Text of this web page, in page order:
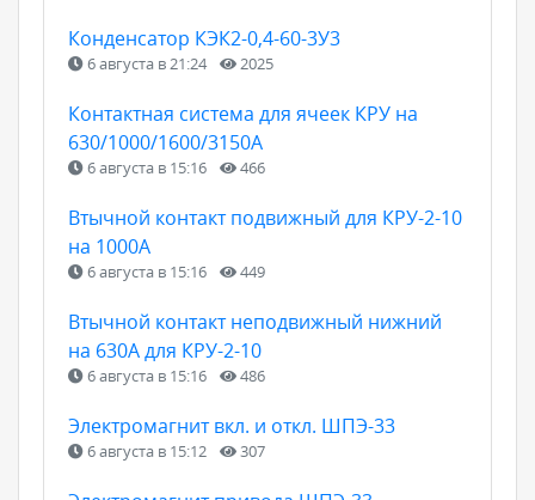
Конденсатор КЭК2-0,4-60-3У3
6 августа в 21:24 2025
Контактная система для ячеек КРУ на
630/1000/1600/3150А
6 августа в 15:16 466
Втычной контакт подвижный для КРУ-2-10
на 1000А
6 августа в 15:16 449
Втычной контакт неподвижный нижний
на 630А для КРУ-2-10
6 августа в 15:16 486
Электромагнит вкл. и откл. ШПЭ-33
6 августа в 15:12 307